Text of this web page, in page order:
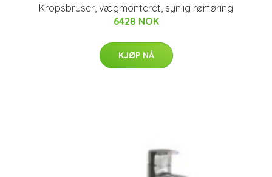
Kropsbruser, vægmonteret, synlig rørføring
6428 NOK
KJØP NÅ